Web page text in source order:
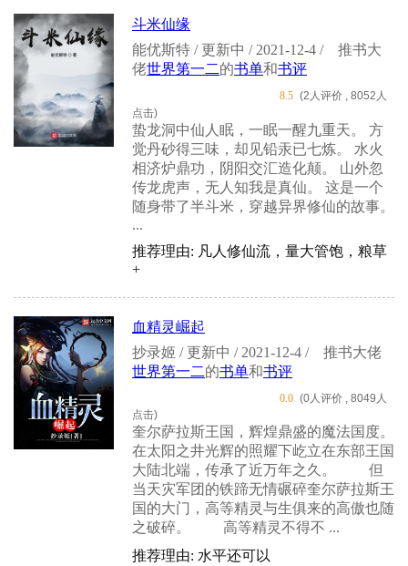
斗米仙缘
能优斯特 / 更新中 / 2021-12-4 /
推书大
佬世界第一二的书单和书评
8.5 (2人评价 , 8052人
点击)
蛰龙洞中仙人眠，一眠一醒九重天。 方
觉丹砂得三味，却见铅汞已七炼。 水火
相济炉鼎功，阴阳交汇造化颠。 山外忽
传龙虎声，无人知我是真仙。 这是一个
随身带了半斗米，穿越异界修仙的故事。
...
推荐理由: 凡人修仙流，量大管饱，粮草
+
血精灵崛起
抄录姬 / 更新中 / 2021-12-4 /
推书大佬
世界第一二的书单和书评
0.0 (0人评价 , 8049人
点击)
奎尔萨拉斯王国，辉煌鼎盛的魔法国度。
在太阳之井光辉的照耀下屹立在东部王国
大陆北端，传承了近万年之久。 但
当天灾军团的铁蹄无情碾碎奎尔萨拉斯王
国的大门，高等精灵与生俱来的高傲也随
之破碎。 高等精灵不得不 ...
推荐理由: 水平还可以